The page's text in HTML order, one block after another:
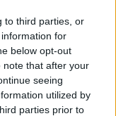
to third parties, or
for
below opt-out
note that after your
seeing
utilized by
parties prior to